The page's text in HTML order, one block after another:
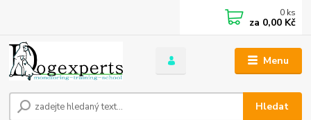
Menu
Hledat
0 ks
za 0,00 Kč